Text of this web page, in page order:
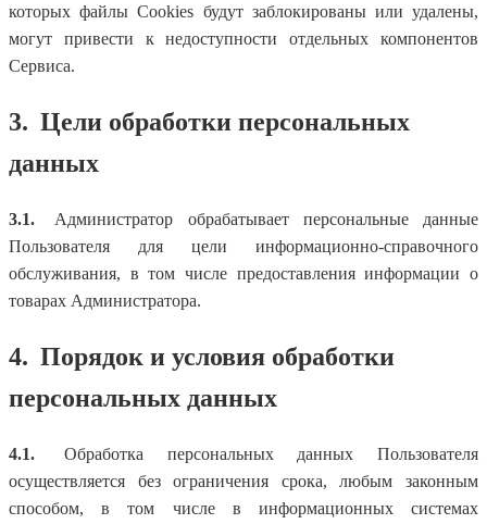
которых файлы Cookies будут заблокированы или удалены,
могут привести к недоступности отдельных компонентов
Сервиса.
3. Цели обработки персональных
данных
3.1.
Администратор обрабатывает персональные данные
Пользователя для цели информационно-справочного
обслуживания, в том числе предоставления информации о
товарах Администратора.
4. Порядок и условия обработки
персональных данных
4.1.
Обработка персональных данных Пользователя
осуществляется без ограничения срока, любым законным
способом, в том числе в информационных системах